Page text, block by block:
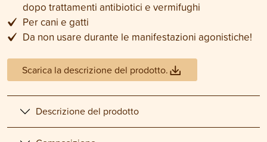
dopo trattamenti antibiotici e vermifughi
Per cani e gatti
Da non usare durante le manifestazioni agonistiche!
Scarica la descrizione del prodotto.
Descrizione del prodotto